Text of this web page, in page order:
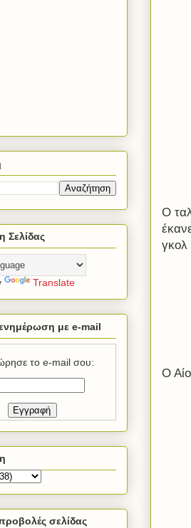
Ο
γκολ
Ο
Σελίδας
Translate
με e-mail
το e-mail σου:
σελίδας